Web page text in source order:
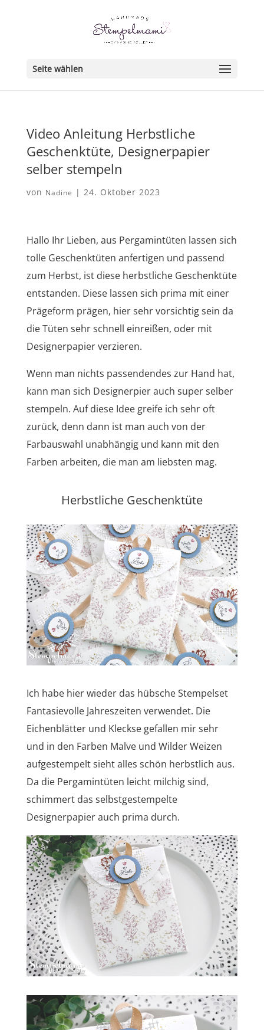
Seite wählen
Video Anleitung Herbstliche
Geschenktüte, Designerpapier
selber stempeln
von Nadine | 24. Oktober 2023
Hallo Ihr Lieben, aus Pergamintüten lassen sich
tolle Geschenktüten anfertigen und passend
zum Herbst, ist diese herbstliche Geschenktüte
entstanden. Diese lassen sich prima mit einer
Prägeform prägen, hier sehr vorsichtig sein da
die Tüten sehr schnell einreißen, oder mit
Designerpapier verzieren.
Wenn man nichts passendendes zur Hand hat,
kann man sich Designerpier auch super selber
stempeln. Auf diese Idee greife ich sehr oft
zurück, denn dann ist man auch von der
Farbauswahl unabhängig und kann mit den
Farben arbeiten, die man am liebsten mag.
Herbstliche Geschenktüte
Ich habe hier wieder das hübsche Stempelset
Fantasievolle Jahreszeiten verwendet. Die
Eichenblätter und Kleckse gefallen mir sehr
und in den Farben Malve und Wilder Weizen
aufgestempelt sieht alles schön herbstlich aus.
Da die Pergamintüten leicht milchig sind,
schimmert das selbstgestempelte
Designerpapier auch prima durch.